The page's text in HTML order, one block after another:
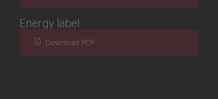
Energy label
Download PDF